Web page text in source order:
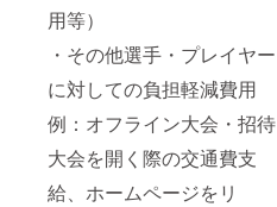
用等）
・その他選手・プレイヤー
に対しての負担軽減費用
例：オフライン大会・招待
大会を開く際の交通費支
給、ホームページをリ